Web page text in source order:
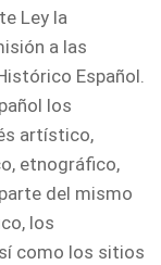
Ley la
a las
Español.
los
artístico,
etnográfico,
del mismo
los
como los sitios